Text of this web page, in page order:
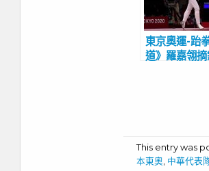
東京奧運-跆
道》羅嘉翎
This entry was
本東奧, 中華代表